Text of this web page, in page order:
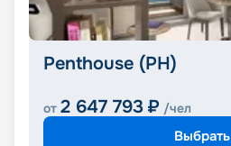
Penthouse (PH)
от 2 647 793 ₽ /чел
Выбрать